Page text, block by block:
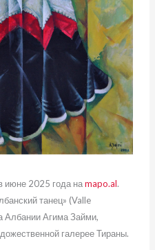
июне 2025 года наmapo.al.
танец» (Valle
Албании Агима Займи,
галерее Тираны.